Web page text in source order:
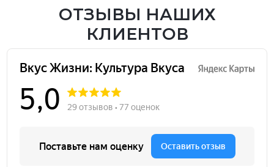
ОТЗЫВЫ НАШИХ
КЛИЕНТОВ